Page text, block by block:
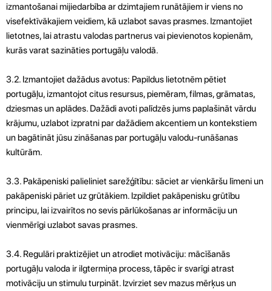
izmantošanai mijiedarbība ar dzimtajiem runātājiem ir viens no
visefektīvākajiem veidiem, kā uzlabot savas prasmes. Izmantojiet
lietotnes, lai atrastu valodas partnerus vai pievienotos kopienām,
kurās varat sazināties portugāļu valodā.
3.2. Izmantojiet dažādus avotus: Papildus lietotnēm pētiet
portugāļu, izmantojot citus resursus, piemēram, filmas, grāmatas,
dziesmas un aplādes. Dažādi avoti palīdzēs jums paplašināt vārdu
krājumu, uzlabot izpratni par dažādiem akcentiem un kontekstiem
un bagātināt jūsu zināšanas par portugāļu valodu-runāšanas
kultūrām.
3.3. Pakāpeniski palieliniet sarežģītību: sāciet ar vienkāršu līmeni un
pakāpeniski pāriet uz grūtākiem. Izpildiet pakāpenisku grūtību
principu, lai izvairītos no sevis pārlūkošanas ar informāciju un
vienmērīgi uzlabot savas prasmes.
3.4. Regulāri praktizējiet un atrodiet motivāciju: mācīšanās
portugāļu valoda ir ilgtermiņa process, tāpēc ir svarīgi atrast
motivāciju un stimulu turpināt. Izvirziet sev mazus mērķus un